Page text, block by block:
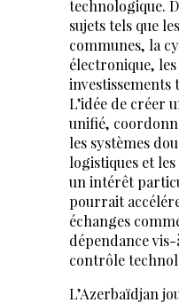
technologique.
sujets tels que
communes, la
électronique,
investissements
L’idée de créer
unifié,
les systèmes
logistiques et
un intérêt
pourrait
échanges
dépendance
contrôle
L’Azerbaïdjan